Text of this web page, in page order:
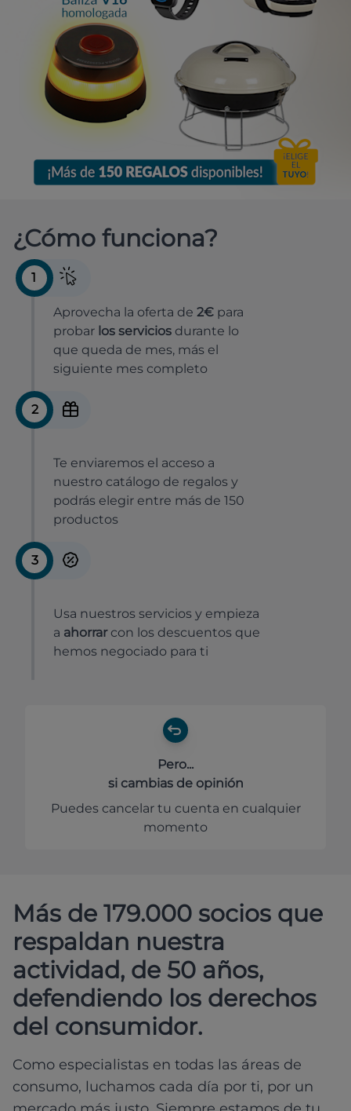
¿Cómo funciona?
1
Aprovecha la oferta de 2€ para
probar los servicios durante lo
que queda de mes, más el
siguiente mes completo
2
Te enviaremos el acceso a
nuestro catálogo de regalos y
podrás elegir entre más de 150
productos
3
Usa nuestros servicios y empieza
a ahorrar con los descuentos que
hemos negociado para ti
Pero...
si cambias de opinión
Puedes cancelar tu cuenta en cualquier
momento
Más de 179.000 socios que
respaldan nuestra
actividad, de 50 años,
defendiendo los derechos
del consumidor.
Como especialistas en todas las áreas de
consumo, luchamos cada día por ti, por un